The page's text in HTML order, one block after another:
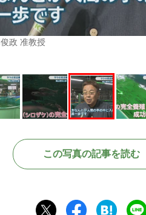
政 准教授
この写真の記事を読む